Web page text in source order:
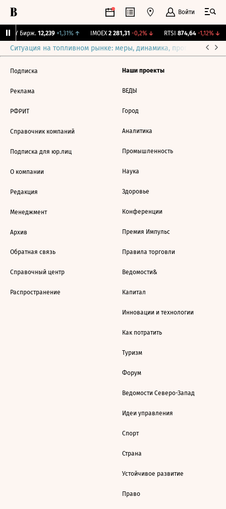
Войти
CNY Бирж. 12,239 +1,31%↑ IMOEX 2 281,31 -0,2%↓ RTSI 874,64 -1,12%↓
Ситуация на топливном рынке: меры, динамика, прогнозы
Подписка
Реклама
РФРИТ
Справочник компаний
Подписка для юр.лиц
О компании
Редакция
Менеджмент
Архив
Обратная связь
Справочный центр
Распространение
Наши проекты
ВЕДЫ
Город
Аналитика
Промышленность
Наука
Здоровье
Конференции
Премия Импульс
Правила торговли
Ведомости&
Капитал
Инновации и технологии
Как потратить
Туризм
Форум
Ведомости Северо-Запад
Идеи управления
Спорт
Страна
Устойчивое развитие
Право